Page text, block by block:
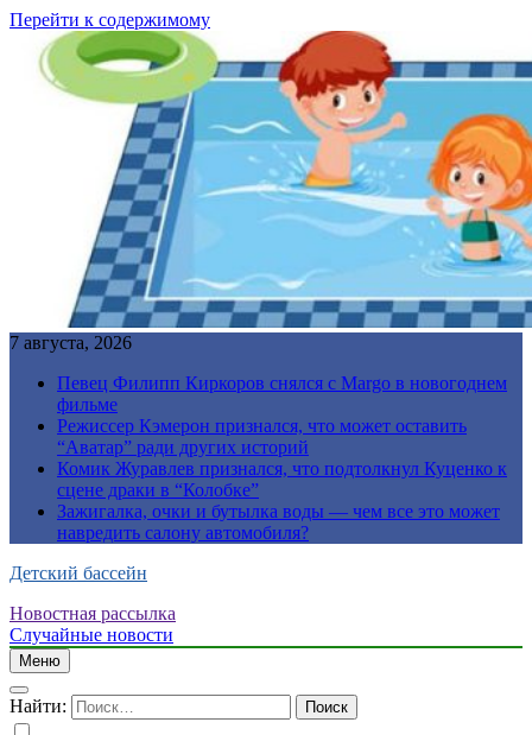
Перейти к содержимому
7 августа, 2026
Певец Филипп Киркоров снялся с Margo в новогоднем
фильме
Режиссер Кэмерон признался, что может оставить
“Аватар” ради других историй
Комик Журавлев признался, что подтолкнул Куценко к
сцене драки в “Колобке”
Зажигалка, очки и бутылка воды — чем все это может
навредить салону автомобиля?
Детский бассейн
Новостная рассылка
Случайные новости
Меню
Найти: